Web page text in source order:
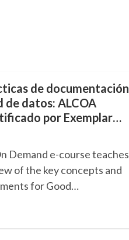
de documentación
de datos: ALCOA
por Exemplar
Demand e-course teaches
for Good
certified
of Competence. 0.4